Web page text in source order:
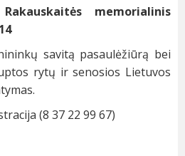
memorialinis
savitą pasaulėžiūrą bei
rytų ir senosios Lietuvos
(8 37 22 99 67)